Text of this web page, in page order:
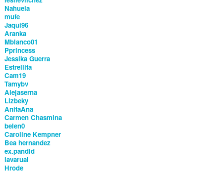
Nahuela
mufe
Jaqui96
Aranka
Mblanco01
Pprincess
Jessika Guerra
Estrellita
Cam19
Tamybv
Alejaserna
Lizbeky
AnitaAna
Carmen Chasmina
belen0
Caroline Kempner
Bea hernandez
ex.pandid
lavarual
Hrode